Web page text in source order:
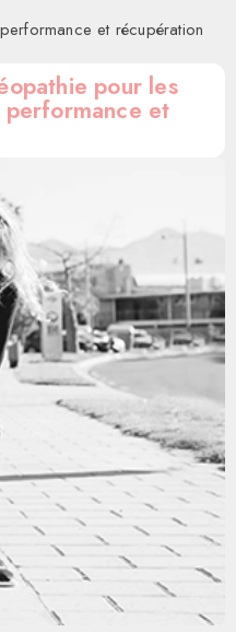
et récupération
pour les
et